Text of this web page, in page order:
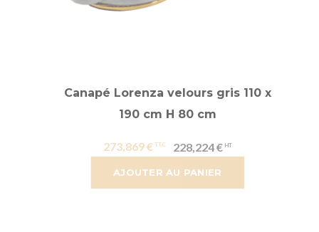
AJOUTER AU PANIER
Canapé Lorenza velours gris 110 x
190 cm H 80 cm
273,869 € 228,224 €